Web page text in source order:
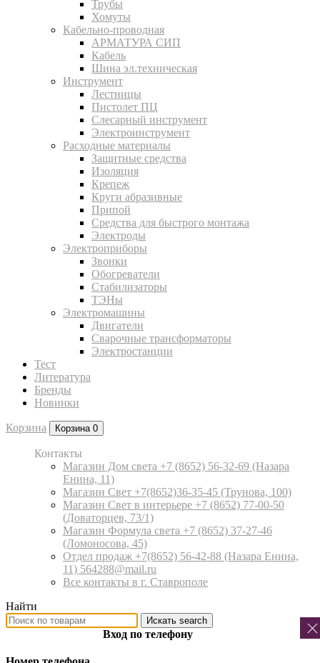
Трубы
Хомуты
Кабельно-проводная
АРМАТУРА СИП
Кабель
Шина эл.техническая
Инструмент
Лестницы
Пистолет ПЦ
Слесарный инструмент
Электроинструмент
Расходные материалы
Защитные средства
Изоляция
Крепеж
Круги абразивные
Припой
Средства для быстрого монтажа
Электроды
Электроприборы
Звонки
Обогреватели
Стабилизаторы
ТЭНы
Электромашины
Двигатели
Сварочные трансформаторы
Электростанции
Тест
Литература
Бренды
Новинки
Корзина Корзина 0
Контакты
Магазин Дом света +7 (8652) 56-32-69 (Назара
Енина, 11)
Магазин Свет +7(8652)36-35-45 (Трунова, 100)
Магазин Свет в интерьере +7 (8652) 77-00-50
(Доваторцев, 73/1)
Магазин Формула света +7 (8652) 37-27-46
(Ломоносова, 45)
Отдел продаж +7(8652) 56-42-88 (Назара Енина,
11) 564288@mail.ru
Все контакты в г. Ставрополе
Найти
Искать search
Вход по телефону